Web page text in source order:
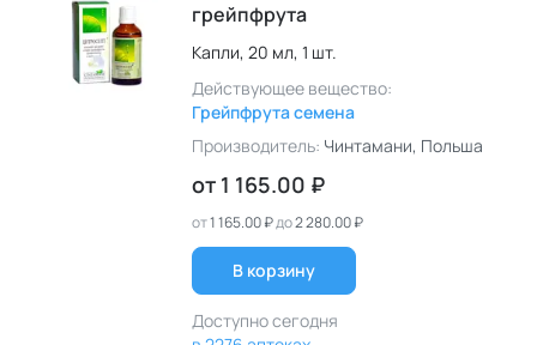
грейпфрута
Капли, 20 мл, 1 шт.
Действующее вещество:
Грейпфрута семена
Производитель: Чинтамани, Польша
от 1 165.00 ₽
от1 165.00 ₽до2 280.00 ₽
В корзину
Доступно сегодня